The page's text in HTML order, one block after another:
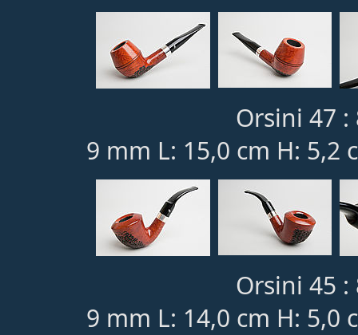
Orsini 47 :
9 mm L: 15,0 cm H: 5,2
Orsini 45 :
9 mm L: 14,0 cm H: 5,0